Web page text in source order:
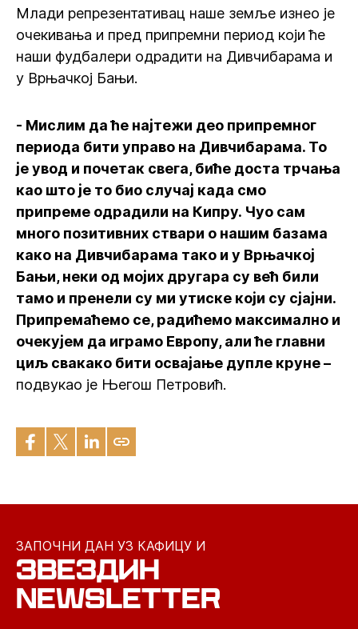
Млади репрезентативац наше земље изнео је
очекивања и пред припремни период који ће
наши фудбалери одрадити на Дивчибарама и
у Врњачкој Бањи.
- Мислим да ће најтежи део припремног
периода бити управо на Дивчибарама. То
је увод и почетак свега, биће доста трчања
као што је то био случај када смо
припреме одрадили на Кипру. Чуо сам
много позитивних ствари о нашим базама
како на Дивчибарама тако и у Врњачкој
Бањи, неки од мојих другара су већ били
тамо и пренели су ми утиске који су сјајни.
Припремаћемо се, радићемо максимално и
очекујем да играмо Европу, али ће главни
циљ свакако бити освајање дупле круне –
подвукао је Његош Петровић.
ЗАПОЧНИ ДАН УЗ КАФИЦУ И
ЗВЕЗДИН
NEWSLETTER